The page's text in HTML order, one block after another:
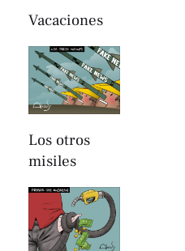
Vacaciones
Los otros
misiles